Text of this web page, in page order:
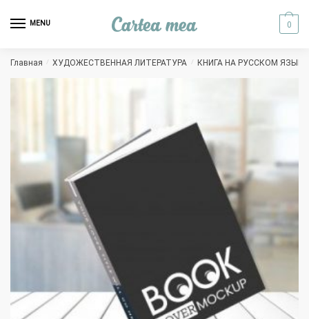
MENU 0
Главная / ХУДОЖЕСТВЕННАЯ ЛИТЕРАТУРА / КНИГА НА РУССКОМ ЯЗЫКЕ